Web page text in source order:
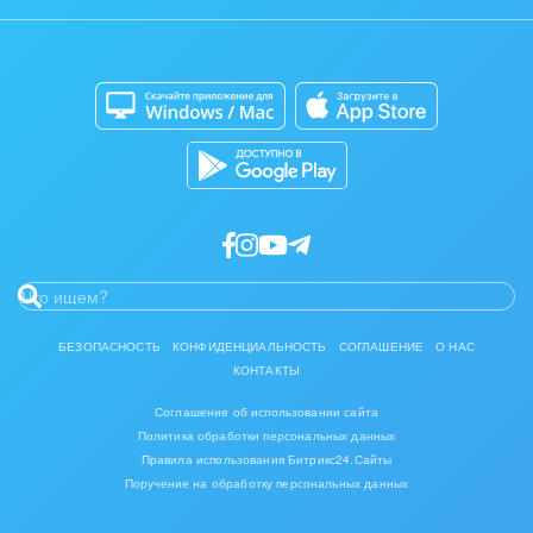
Интерьер, дизайн, декор
Консалтинговые и управленческие услуги
Культурные события, спорт, шоу-бизнес
Мебель, лес, деревообработка
Мода, одежда, аксессуары, стиль
Нефть, газ
Каталог приложений
Разработчикам приложений
БЕЗОПАСНОСТЬ КОНФИДЕНЦИАЛЬНОСТЬ СОГЛАШЕНИЕ
О НАС
КОНТАКТЫ
Соглашение об использовании сайта
Политика обработки персональных данных
Правила использования Битрикс24.Сайты
Поручение на обработку персональных данных